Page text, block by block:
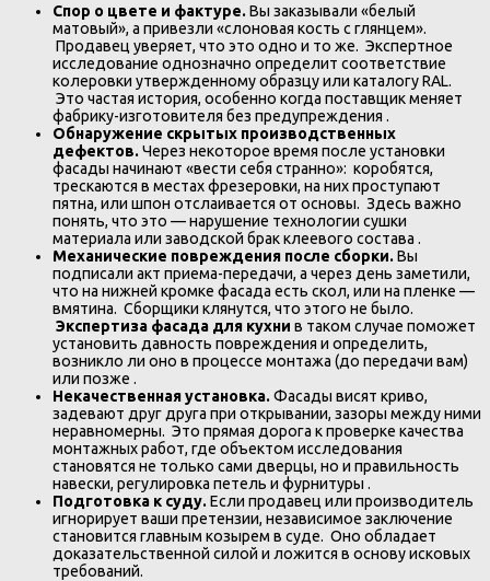
Спор о цвете и фактуре.Вы заказывали «белый
матовый», а привезли «слоновая кость с глянцем».
Продавец уверяет, что это одно и то же. Экспертное
исследование однозначно определит соответствие
колеровки утвержденному образцу или каталогу RAL.
Это частая история, особенно когда поставщик меняет
фабрику-изготовителя без предупреждения .
Обнаружение скрытых производственных
дефектов.Через некоторое время после установки
фасады начинают «вести себя странно»: коробятся,
трескаются в местах фрезеровки, на них проступают
пятна, или шпон отслаивается от основы. Здесь важно
понять, что это — нарушение технологии сушки
материала или заводской брак клеевого состава .
Механические повреждения после сборки.Вы
подписали акт приема-передачи, а через день заметили,
что на нижней кромке фасада есть скол, или на пленке —
вмятина. Сборщики клянутся, что этого не было.
Экспертиза фасада для кухни в таком случае поможет
установить давность повреждения и определить,
возникло ли оно в процессе монтажа (до передачи вам)
или позже .
Некачественная установка.Фасады висят криво,
задевают друг друга при открывании, зазоры между ними
неравномерны. Это прямая дорога к проверке качества
монтажных работ, где объектом исследования
становятся не только сами дверцы, но и правильность
навески, регулировка петель и фурнитуры .
Подготовка к суду.Если продавец или производитель
игнорирует ваши претензии, независимое заключение
становится главным козырем в суде. Оно обладает
доказательственной силой и ложится в основу исковых
требований.